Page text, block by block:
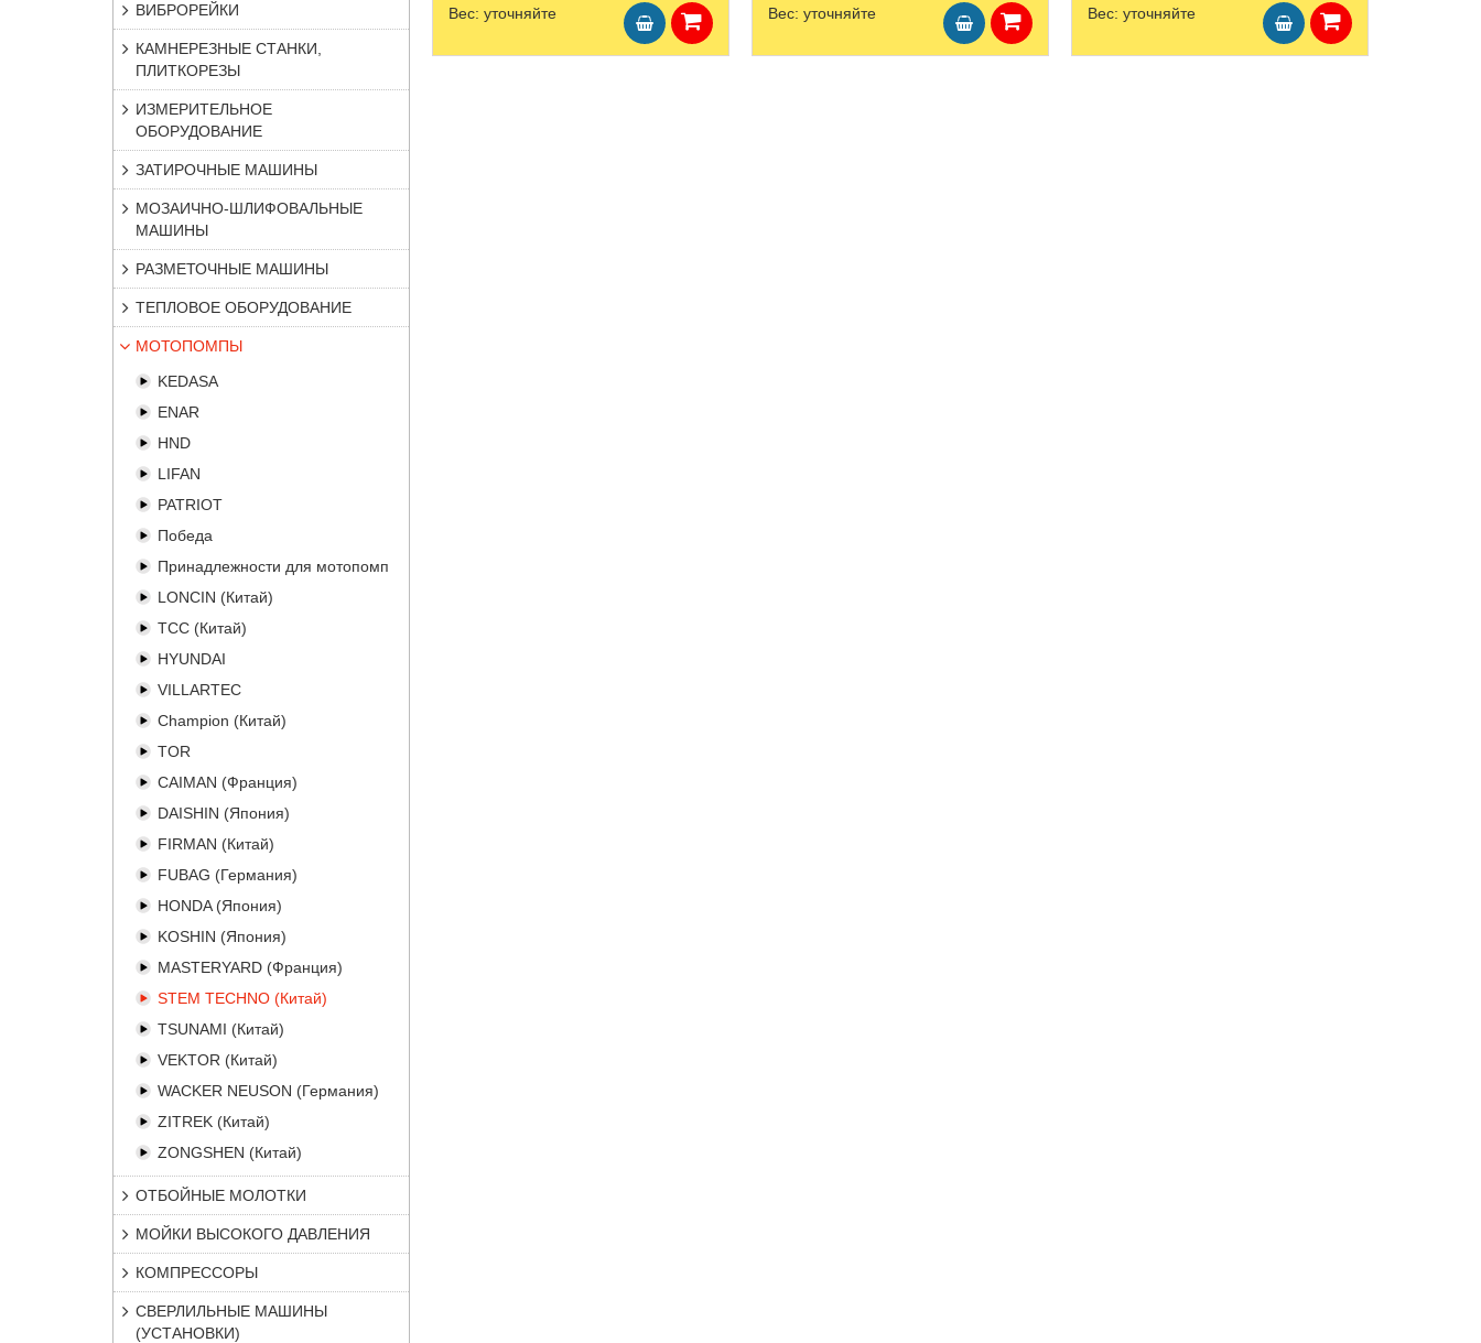
ВИБРОРЕЙКИ
КАМНЕРЕЗНЫЕ СТАНКИ,
ПЛИТКОРЕЗЫ
ИЗМЕРИТЕЛЬНОЕ
ОБОРУДОВАНИЕ
ЗАТИРОЧНЫЕ МАШИНЫ
МОЗАИЧНО-ШЛИФОВАЛЬНЫЕ
МАШИНЫ
РАЗМЕТОЧНЫЕ МАШИНЫ
ТЕПЛОВОЕ ОБОРУДОВАНИЕ
МОТОПОМПЫ
KEDASA
ENAR
HND
LIFAN
PATRIOT
Победа
Принадлежности для мотопомп
LONCIN (Китай)
ТСС (Китай)
HYUNDAI
VILLARTEC
Champion (Китай)
TOR
CAIMAN (Франция)
DAISHIN (Япония)
FIRMAN (Китай)
FUBAG (Германия)
HONDA (Япония)
KOSHIN (Япония)
MASTERYARD (Франция)
STEM TECHNO (Китай)
TSUNAMI (Китай)
VEKTOR (Китай)
WACKER NEUSON (Германия)
ZITREK (Китай)
ZONGSHEN (Китай)
ОТБОЙНЫЕ МОЛОТКИ
МОЙКИ ВЫСОКОГО ДАВЛЕНИЯ
КОМПРЕССОРЫ
СВЕРЛИЛЬНЫЕ МАШИНЫ
(УСТАНОВКИ)
Вес: уточняйте Вес: уточняйте Вес: уточняйте